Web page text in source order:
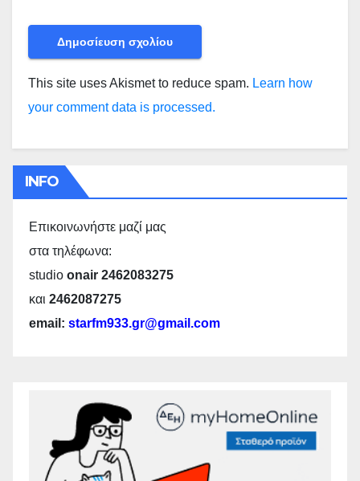
This site uses Akismet to reduce spam. Learn how
your comment data is processed.
INFO
Επικοινωνήστε μαζί μας
στα τηλέφωνα:
studio onair 2462083275
και 2462087275
email: starfm933.gr@gmail.com